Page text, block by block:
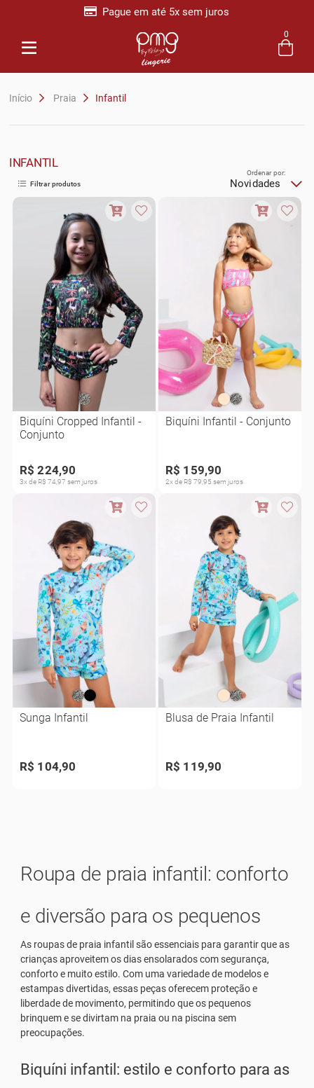
Entre com email ou cpf/cnpj
Pague em até 5x sem juros
0
Início Praia Infantil
INFANTIL
Filtrar produtos Novidades
Ordenar por:
Biquíni Cropped Infantil -
Conjunto
R$ 224,90
3x de R$ 74,97 sem juros
Biquíni Infantil - Conjunto
R$ 159,90
2x de R$ 79,95 sem juros
Sunga Infantil
R$ 104,90
Blusa de Praia Infantil
R$ 119,90
Roupa de praia infantil: conforto
e diversão para os pequenos
As roupas de praia infantil são essenciais para garantir que as
crianças aproveitem os dias ensolarados com segurança,
conforto e muito estilo. Com uma variedade de modelos e
estampas divertidas, essas peças oferecem proteção e
liberdade de movimento, permitindo que os pequenos
brinquem e se divirtam na praia ou na piscina sem
preocupações.
Biquíni infantil: estilo e conforto para as